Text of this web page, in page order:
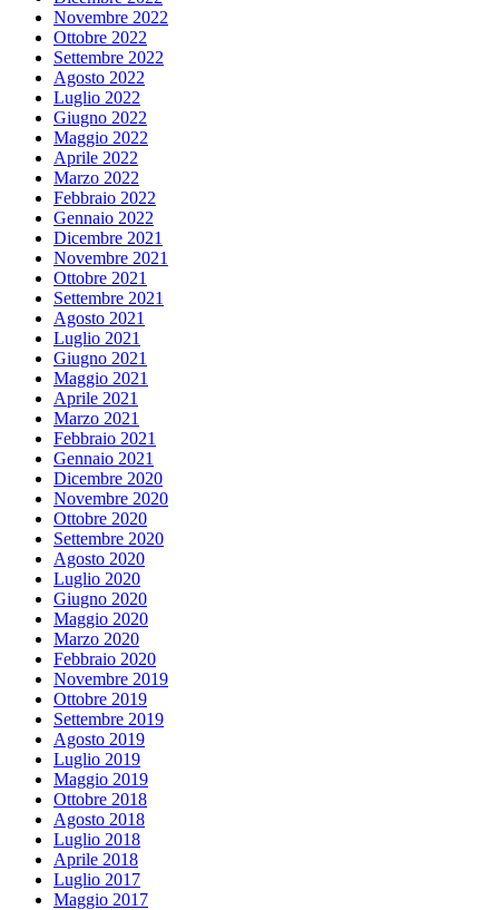
Novembre 2022
Ottobre 2022
Settembre 2022
Agosto 2022
Luglio 2022
Giugno 2022
Maggio 2022
Aprile 2022
Marzo 2022
Febbraio 2022
Gennaio 2022
Dicembre 2021
Novembre 2021
Ottobre 2021
Settembre 2021
Agosto 2021
Luglio 2021
Giugno 2021
Maggio 2021
Aprile 2021
Marzo 2021
Febbraio 2021
Gennaio 2021
Dicembre 2020
Novembre 2020
Ottobre 2020
Settembre 2020
Agosto 2020
Luglio 2020
Giugno 2020
Maggio 2020
Marzo 2020
Febbraio 2020
Novembre 2019
Ottobre 2019
Settembre 2019
Agosto 2019
Luglio 2019
Maggio 2019
Ottobre 2018
Agosto 2018
Luglio 2018
Aprile 2018
Luglio 2017
Maggio 2017